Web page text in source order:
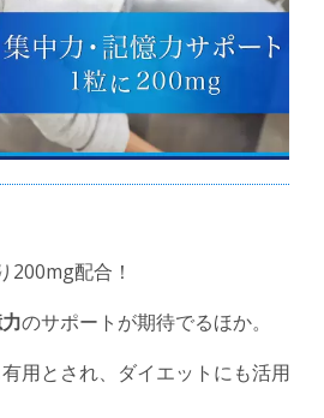
200mg配合！
のサポートが期待でるほか。
用とされ、ダイエットにも活用